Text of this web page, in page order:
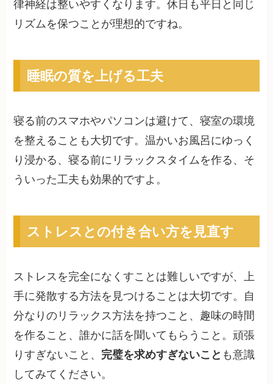
律神経は整いやすくなります。休日も平日と同じ
リズムを保つことが理想的ですね。
睡眠の質を上げる工夫
寝る前のスマホやパソコンは避けて、寝室の環境
を整えることも大切です。温かいお風呂にゆっく
り浸かる、寝る前にリラックスタイムを作る、そ
ういった工夫も効果的ですよ。
ストレスとの付き合い方を見直す
ストレスを完全になくすことは難しいですが、上
手に発散する方法を見つけることは大切です。自
分なりのリラックス方法を持つこと、趣味の時間
を作ること、誰かに話を聞いてもらうこと。頑張
りすぎないこと、 完璧を求めすぎないこと も意識
してみてください。